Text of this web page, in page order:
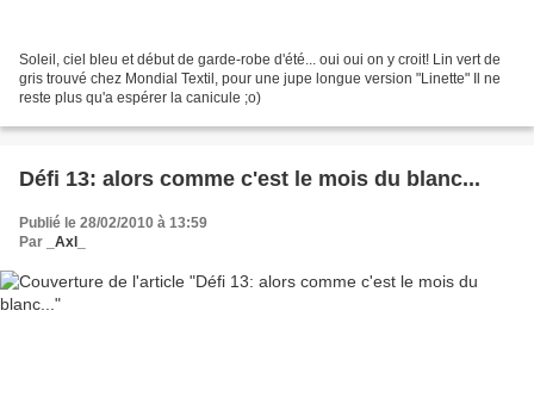
Soleil, ciel bleu et début de garde-robe d'été... oui oui on y croit! Lin vert de
gris trouvé chez Mondial Textil, pour une jupe longue version "Linette" Il ne
reste plus qu'a espérer la canicule ;o)
Défi 13: alors comme c'est le mois du blanc...
Publié le 28/02/2010 à 13:59
Par
_Axl_